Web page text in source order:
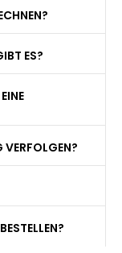
ES?
VERFOLGEN?